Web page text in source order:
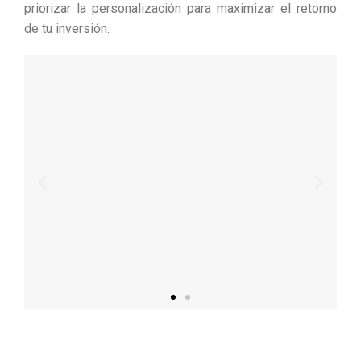
priorizar la personalización para maximizar el retorno
de tu inversión.